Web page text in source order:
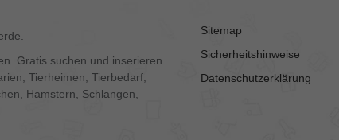
Gratis suchen und inserieren
Tierheimen, Tierbedarf,
Hamstern, Schlangen,
Sitemap
Sicherheitshinweise
Datenschutzerklärung